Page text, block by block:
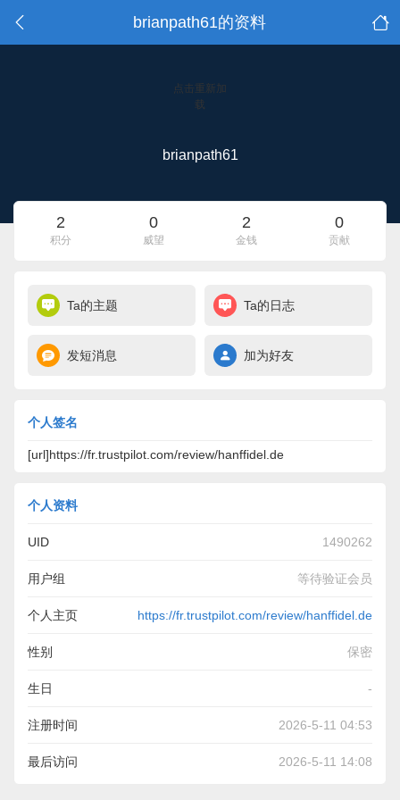
brianpath61的资料
点击重新加
载
brianpath61
2
积分
0
威望
2
金钱
0
贡献
Ta的主题 Ta的日志
发短消息 加为好友
个人签名
[url]https://fr.trustpilot.com/review/hanffidel.de
个人资料
UID 1490262
用户组 等待验证会员
个人主页 https://fr.trustpilot.com/review/hanffidel.de
性别 保密
生日 -
注册时间 2026-5-11 04:53
最后访问 2026-5-11 14:08